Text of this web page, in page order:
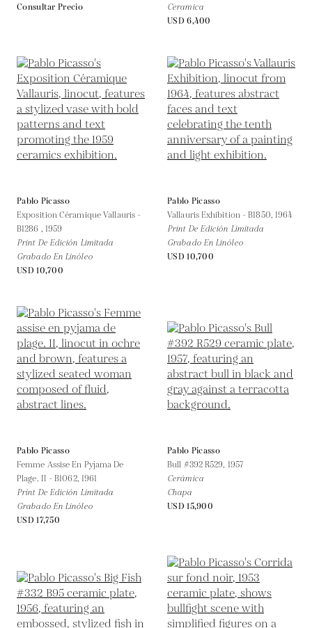
Consultar Precio
Ceramica
USD 6,400
Pablo Picasso
Exposition Céramique Vallauris -
B1286 , 1959
Print De Edición Limitada
Grabado En Linóleo
USD 10,700
Pablo Picasso
Vallauris Exhibition - B1850, 1964
Print De Edición Limitada
Grabado En Linóleo
USD 10,700
Pablo Picasso
Femme Assise En Pyjama De
Plage. II - B1062, 1961
Print De Edición Limitada
Grabado En Linóleo
USD 17,750
Pablo Picasso
Bull #392 R529, 1957
Cerámica
Chapa
USD 15,900